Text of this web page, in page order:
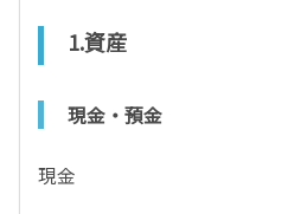
1.資産
現金・預金
現金